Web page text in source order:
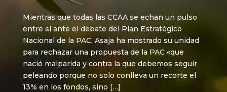
Mientras que todas las CCAA se echan un pulso
entre sí ante el debate del Plan Estratégico
Nacional de la PAC, Asaja ha mostrado su unidad
para rechazar una propuesta de la PAC «que
nació malparida y contra la que debemos seguir
peleando porque no solo conlleva un recorte el
13% en los fondos, sino […]